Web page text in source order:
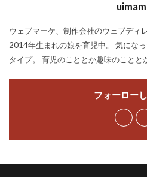
ウェブマーケ、制作会社のウェブディ
2014年生まれの娘を育児中。 気にな
タイプ。 育児のこととか趣味のことと
フォーロー